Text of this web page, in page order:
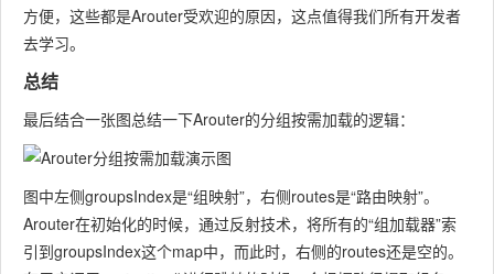
方便，这些都是Arouter受欢迎的原因，这点值得我们所有开发者
去学习。
总结
最后结合一张图总结一下Arouter的分组按需加载的逻辑：
图中左侧groupsIndex是“组映射”，右侧routes是“路由映射”。
Arouter在初始化的时候，通过反射技术，将所有的“组加载器”索
引到groupsIndex这个map中，而此时，右侧的routes还是空的。